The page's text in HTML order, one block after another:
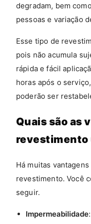
degradam, bem
pessoas e variação
Esse tipo de
pois não acumula
rápida e fácil
horas após o
poderão ser
Quais são as
revestimento
Há muitas
revestimento. Você
seguir.
Impermeabilidade